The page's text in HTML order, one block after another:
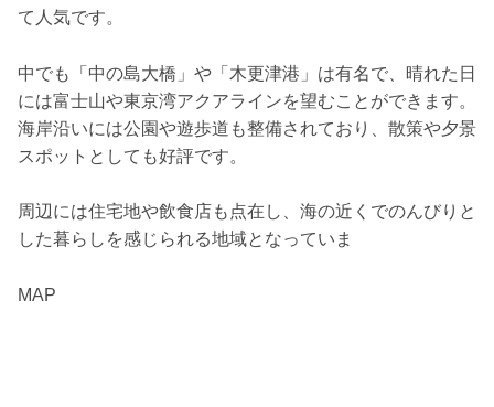
て人気です。
中でも「中の島大橋」や「木更津港」は有名で、晴れた日
には富士山や東京湾アクアラインを望むことができます。
海岸沿いには公園や遊歩道も整備されており、散策や夕景
スポットとしても好評です。
周辺には住宅地や飲食店も点在し、海の近くでのんびりと
した暮らしを感じられる地域となっていま
MAP